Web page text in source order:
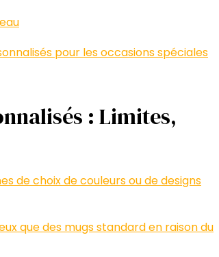
pour les occasions spéciales
: Limites,
de choix de couleurs ou de designs
que des mugs standard en raison du